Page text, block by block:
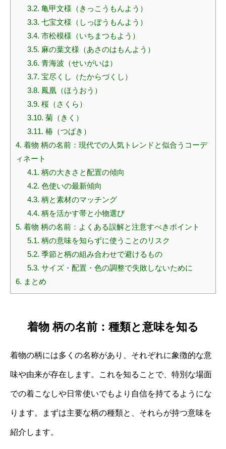
3.2. 亀甲文様（きっこうもんよう）
3.3. 七宝文様（しっぽうもんよう）
3.4. 市松模様（いちまつもよう）
3.5. 麻の葉文様（あさのはもんよう）
3.6. 青海波（せいがいは）
3.7. 宝尽くし（たからづくし）
3.8. 鳳凰（ほうおう）
3.9. 桜（さくら）
3.10. 菊（きく）
3.11. 椿（つばき）
4. 着物 柄の名前：現代での人気トレンドと似合うコーデ
ィネート
4.1. 柄の大きさと配置の傾向
4.2. 色使いの最新傾向
4.3. 柄と素材のマッチング
4.4. 柄を活かす帯と小物選び
5. 着物 柄の名前：よくある誤解と注意すべきポイント
5.1. 柄の意味を知らずに使うことのリスク
5.2. 季節と柄の組み合わせで避けるもの
5.3. サイズ・配置・色の調整で失敗しないために
6. まとめ
着物 柄の名前：種類と意味を知る
着物の柄には多くの名称があり、それぞれに象徴的な意
味や由来が存在します。これを知ることで、特別な場面
での着こなしや日常使いでもより自信を持てるようにな
ります。まずは主要な柄の種類と、それらが持つ意味を
紹介します。